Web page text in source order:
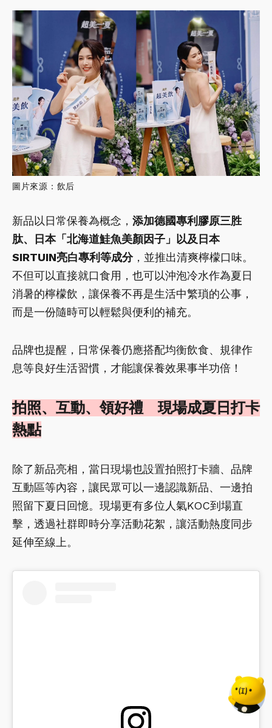
圖片來源：飲后
新品以日常保養為概念， 添加德國專利膠原三胜
肽、日本「北海道鮭魚美顏因子」以及日本
SIRTUIN亮白專利等成分，並推出清爽檸檬口味。
不但可以直接就口食用，也可以沖泡冷水作為夏日
消暑的檸檬飲，讓保養不再是生活中繁瑣的公事，
而是一份隨時可以輕鬆與便利的補充。
品牌也提醒，日常保養仍應搭配均衡飲食、規律作
息等良好生活習慣，才能讓保養效果事半功倍！
拍照、互動、領好禮 現場成夏日打卡
熱點
除了新品亮相，當日現場也設置拍照打卡牆、品牌
互動區等內容，讓民眾可以一邊認識新品、一邊拍
照留下夏日回憶。現場更有多位人氣KOC到場直
擊，透過社群即時分享活動花絮，讓活動熱度同步
延伸至線上。